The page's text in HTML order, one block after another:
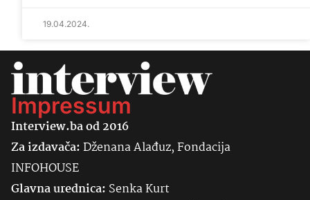
19.04.2024.
Impressum
Interview.ba od 2016
Za izdavača:Dženana Alađuz, Fondacija
INFOHOUSE
Glavna urednica: SenkaKurt